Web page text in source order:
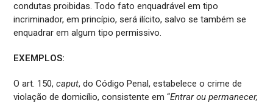
condutas proibidas. Todo fato enquadrável em tipo
incriminador, em princípio, será ilícito, salvo se também se
enquadrar em algum tipo permissivo.
EXEMPLOS:
O art. 150,caput, do Código Penal, estabelece o crime de
violação de domicílio, consistente em “Entrar ou permanecer,